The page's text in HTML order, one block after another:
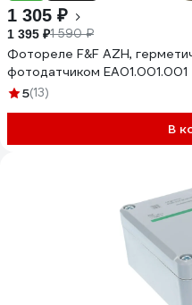
1 305 ₽
1 395 ₽1 590 ₽
Фотореле F&F AZH,
фотодатчиком EA01.001.001
5(13)
В